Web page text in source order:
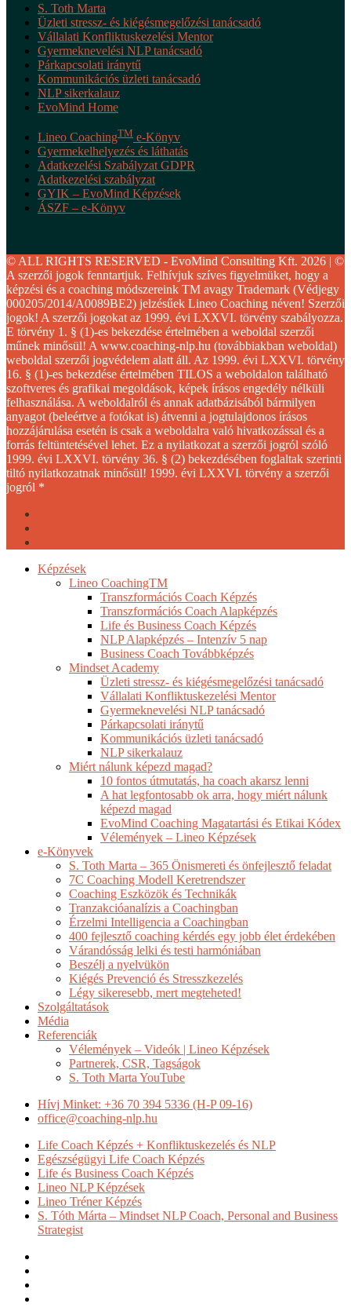
S. Toth Marta
Üzleti stressz- és kiégésmegelőzési tanácsadó
Vállalati Konfliktuskezelési Mentor
Gyermeknevelési NLP tanácsadó
Párkapcsolati iránytű
Kommunikációs üzleti tanácsadó
NLP sikerkalauz
EvoMind Home
Lineo CoachingTM e-Könyv
Gyermekelhelyezés és láthatás
Adatkezelési Szabályzat GDPR
Adatkezelési szabályzat
GYIK – EvoMind Képzések
ÁSZF – e-Könyv
© ALL RIGHTS RESERVED - EvoMind Consulting Kft. 2026 | ©
A szerzői jogok fenntartjuk. Felhívjuk szíves figyelmüket, hogy a
képzési és a coaching módszereink TM avagy Trademark (Védjegy
000205/2014/A0089BE2) jelzésűek Lineo Coaching néven! Szerzői
jogok! A szerzői jogokat az 1999. évi LXXVI. törvény szabályozza.
E törvény 1. § (1)-es bekezdése értelmében a weboldal szerzői
műnek minősül! A www.coaching-nlp.hu (továbbiakban weboldal)
weboldal szerzői jogvédelem alatt áll. Az 1999. évi LXXVI. törvény
16. § (1)-es bekezdése értelmében TILOS a weboldalon található
szoftveres és grafikai megoldások, képek írásos engedély nélküli
felhasználása. A weboldalról és annak adatbázisából bármilyen
anyagot (beleértve a fotókat is) átvenni a jogtulajdonos írásos
hozzájárulása esetén is csak a weboldalra való hivatkozással és a
forrás feltüntetésével lehet. Ez a nyilatkozat a szerzői jogról szóló
1999. évi LXXVI. törvény 36. § (2) bekezdésében foglaltak szerinti
tiltó nyilatkozatnak minősül! 1999. évi LXXVI. törvény a szerzői
jogról *
Close
Képzések
Lineo CoachingTM
Transzformációs Coach Képzés
Transzformációs Coach Alapképzés
Life és Business Coach Képzés
NLP Alapképzés – Intenzív 5 nap
Business Coach Továbbképzés
Mindset Academy
Üzleti stressz- és kiégésmegelőzési tanácsadó
Vállalati Konfliktuskezelési Mentor
Gyermeknevelési NLP tanácsadó
Párkapcsolati iránytű
Kommunikációs üzleti tanácsadó
NLP sikerkalauz
Miért nálunk képezd magad?
10 fontos útmutatás, ha coach akarsz lenni
A hat legfontosabb ok arra, hogy miért nálunk
képezd magad
EvoMind Coaching Magatartási és Etikai Kódex
Vélemények – Lineo Képzések
e-Könyvek
S. Toth Marta – 365 Önismereti és önfejlesztő feladat
7C Coaching Modell Keretrendszer
Coaching Eszközök és Technikák
Tranzakcióanalízis a Coachingban
Érzelmi Intelligencia a Coachingban
400 fejlesztő coaching kérdés egy jobb élet érdekében
Várandósság lelki és testi harmóniában
Beszélj a nyelvükön
Kiégés Prevenció és Stresszkezelés
Légy sikeresebb, mert megteheted!
Szolgáltatások
Média
Referenciák
Vélemények – Videók | Lineo Képzések
Partnerek, CSR, Tagságok
S. Toth Marta YouTube
Hívj Minket: +36 70 394 5336 (H-P 09-16)
office@coaching-nlp.hu
Life Coach Képzés + Konfliktuskezelés és NLP
Egészségügyi Life Coach Képzés
Life és Business Coach Képzés
Lineo NLP Képzések
Lineo Tréner Képzés
S. Tóth Márta – Mindset NLP Coach, Personal and Business
Strategist